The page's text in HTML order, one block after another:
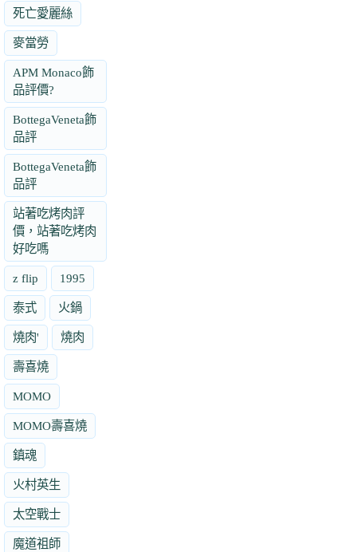
死亡愛麗絲
麥當勞
APM Monaco飾
品評價?
BottegaVeneta飾
品評
BottegaVeneta飾
品評
站著吃烤肉評
價，站著吃烤肉
好吃嗎
z flip 1995
泰式 火鍋
燒肉' 燒肉
壽喜燒
MOMO
MOMO壽喜燒
鎮魂
火村英生
太空戰士
魔道祖師